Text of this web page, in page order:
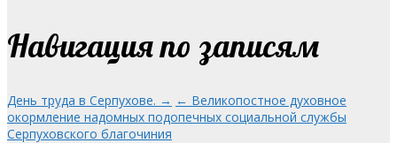
Навигация по записям
День труда в Серпухове. → ← Великопостное духовное
окормление надомных подопечных социальной службы
Серпуховского благочиния